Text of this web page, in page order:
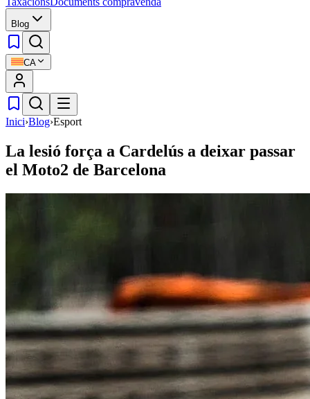
Blog
CA
Inici›Blog›Esport
La lesió força a Cardelús a deixar passar
el Moto2 de Barcelona